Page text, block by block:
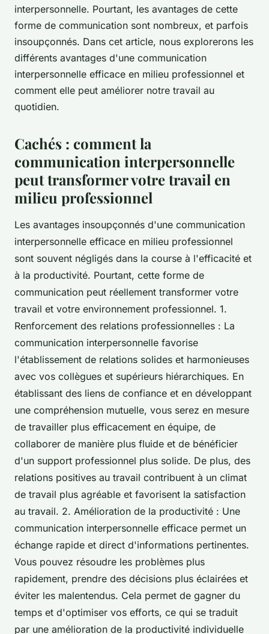
interpersonnelle. Pourtant, les avantages de cette
forme de communication sont nombreux, et parfois
insoupçonnés. Dans cet article, nous explorerons les
différents avantages d'une communication
interpersonnelle efficace en milieu professionnel et
comment elle peut améliorer notre travail au
quotidien.
Cachés : comment la
communication interpersonnelle
peut transformer votre travail en
milieu professionnel
Les avantages insoupçonnés d'une communication
interpersonnelle efficace en milieu professionnel
sont souvent négligés dans la course à l'efficacité et
à la productivité. Pourtant, cette forme de
communication peut réellement transformer votre
travail et votre environnement professionnel. 1.
Renforcement des relations professionnelles : La
communication interpersonnelle favorise
l'établissement de relations solides et harmonieuses
avec vos collègues et supérieurs hiérarchiques. En
établissant des liens de confiance et en développant
une compréhension mutuelle, vous serez en mesure
de travailler plus efficacement en équipe, de
collaborer de manière plus fluide et de bénéficier
d'un support professionnel plus solide. De plus, des
relations positives au travail contribuent à un climat
de travail plus agréable et favorisent la satisfaction
au travail. 2. Amélioration de la productivité : Une
communication interpersonnelle efficace permet un
échange rapide et direct d'informations pertinentes.
Vous pouvez résoudre les problèmes plus
rapidement, prendre des décisions plus éclairées et
éviter les malentendus. Cela permet de gagner du
temps et d'optimiser vos efforts, ce qui se traduit
par une amélioration de la productivité individuelle